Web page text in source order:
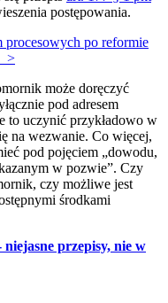
postępowania.
procesowych po reformie
>
może doręczyć
pod adresem
to uczynić przykładowo w
na wezwanie. Co więcej,
pod pojęciem „dowodu,
w pozwie”. Czy
czy możliwe jest
środkami
przepisy, nie w